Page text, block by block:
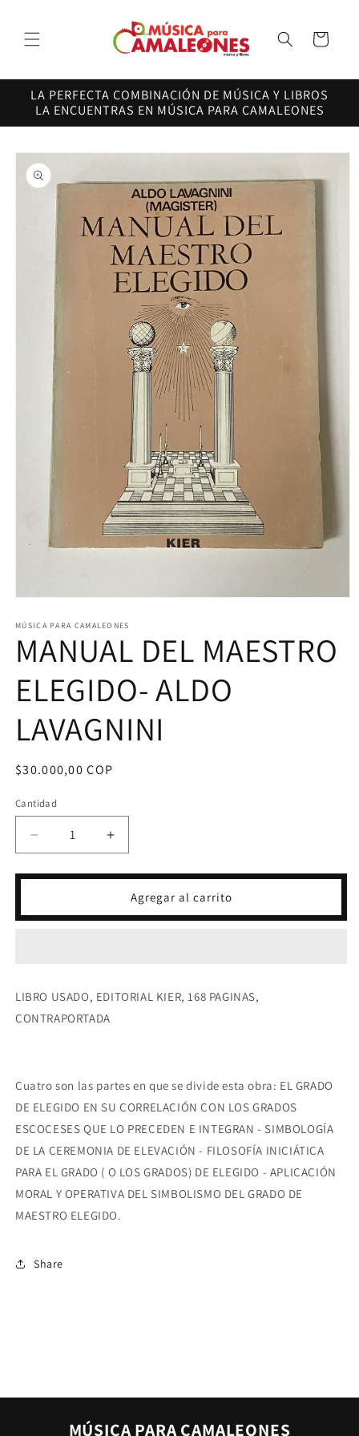
al contenido
Carrito
LA PERFECTA COMBINACIÓN DE MÚSICA Y LIBROS
LA ENCUENTRAS EN MÚSICA PARA CAMALEONES
directamente
a la
información
del producto
multimedia
1
en
una
modal
MÚSICA PARA CAMALEONES
MANUAL DEL MAESTRO
ELEGIDO- ALDO
LAVAGNINI
Precio
$30.000,00 COP
Cantidad
Reducir
cantidad
para
MAESTRO
Aumentar
cantidad
para
MANUAL
MAESTRO
Agregar al carrito
LIBRO USADO, EDITORIAL KIER, 168 PAGINAS,
CONTRAPORTADA
Cuatro son las partes en que se divide esta obra: EL GRADO
DE ELEGIDO EN SU CORRELACIÓN CON LOS GRADOS
ESCOCESES QUE LO PRECEDEN E INTEGRAN - SIMBOLOGÍA
DE LA CEREMONIA DE ELEVACIÓN - FILOSOFÍA INICIÁTICA
PARA EL GRADO ( O LOS GRADOS) DE ELEGIDO - APLICACIÓN
MORAL Y OPERATIVA DEL SIMBOLISMO DEL GRADO DE
MAESTRO ELEGIDO.
Share
MÚSICA PARA CAMALEONES